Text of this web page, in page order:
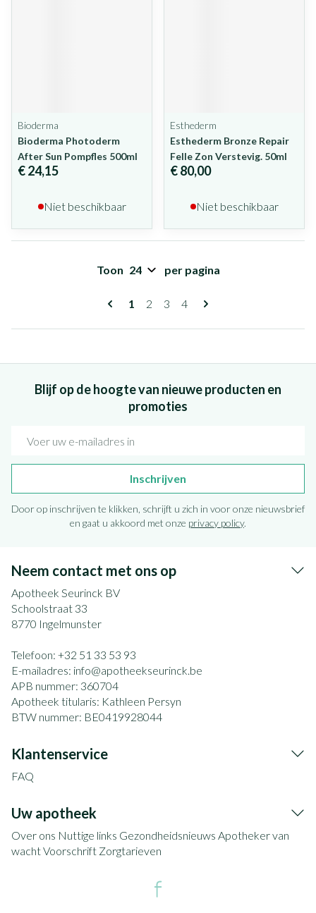
Bioderma
Bioderma Photoderm
After Sun Pompfles 500ml
€ 24,15
Niet beschikbaar
Esthederm
Esthederm Bronze Repair
Felle Zon Verstevig. 50ml
€ 80,00
Niet beschikbaar
Pagina's
U lees momenteel pagina
1 Pagina
2 Pagina
3 Pagina
4
Toon per pagina
Blijf op de hoogte van nieuwe producten en
promoties
Inschrijven
Door op inschrijven te klikken, schrijft u zich in voor onze nieuwsbrief
en gaat u akkoord met onze privacy policy.
Neem contact met ons op
Apotheek Seurinck BV
Schoolstraat 33
8770 Ingelmunster
Telefoon: +32 51 33 53 93
E-mailadres: info@apotheekseurinck.be
APB nummer: 360704
Apotheek titularis: Kathleen Persyn
BTW nummer: BE0419928044
Klantenservice
FAQ
Uw apotheek
Over ons Nuttige links Gezondheidsnieuws Apotheker van
wachtVoorschrift Zorgtarieven